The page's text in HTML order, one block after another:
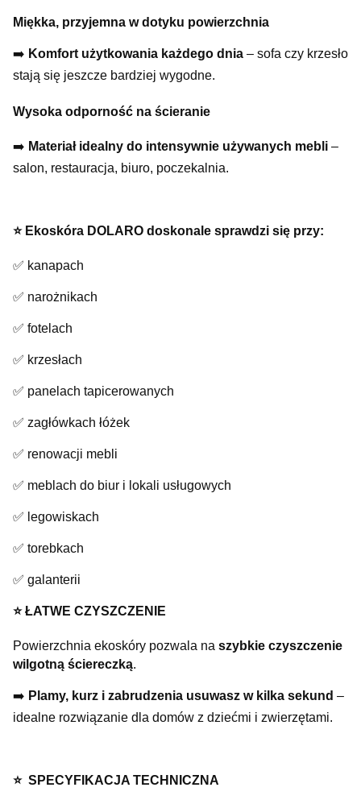
Miękka, przyjemna w dotyku powierzchnia
➡️ Komfort użytkowania każdego dnia – sofa czy krzesło
stają się jeszcze bardziej wygodne.
Wysoka odporność na ścieranie
➡️ Materiał idealny do intensywnie używanych mebli –
salon, restauracja, biuro, poczekalnia.
⭐️ Ekoskóra DOLARO doskonale sprawdzi się przy:
✅ kanapach
✅ narożnikach
✅ fotelach
✅ krzesłach
✅ panelach tapicerowanych
✅ zagłówkach łóżek
✅ renowacji mebli
✅ meblach do biur i lokali usługowych
✅ legowiskach
✅ torebkach
✅ galanterii
⭐️ ŁATWE CZYSZCZENIE
Powierzchnia ekoskóry pozwala na szybkie czyszczenie
wilgotną ściereczką.
➡️ Plamy, kurz i zabrudzenia usuwasz w kilka sekund –
idealne rozwiązanie dla domów z dziećmi i zwierzętami.
⭐️ SPECYFIKACJA TECHNICZNA